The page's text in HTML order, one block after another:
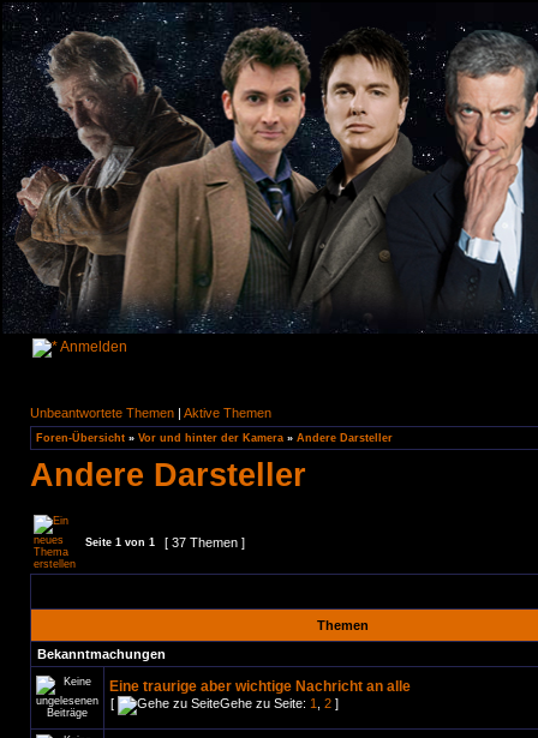
Anmelden
Unbeantwortete Themen | Aktive Themen
Foren-Übersicht » Vor und hinter der Kamera » Andere Darsteller
Andere Darsteller
Seite 1 von 1 [ 37 Themen ]
Themen
Bekanntmachungen
Eine traurige aber wichtige Nachricht an alle
[ Gehe zu Seite: 1 2 ]